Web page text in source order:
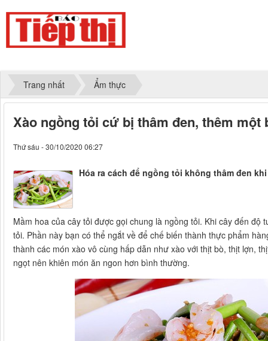
Trang nhất Ẩm thực
Xào ngồng tỏi cứ bị thâm đen, thêm
Thứ sáu - 30/10/2020 06:27
Hóa ra cách để ngồng tỏi không thâm đen
Mầm hoa của cây tỏi được gọi chung là ngồng tỏi. Khi cây đến
tỏi. Phần này bạn có thể ngắt về để chế biến thành thực phẩm
thành các món xào vô cùng hấp dẫn như xào với thịt bò, thịt lợn,
ngọt nên khiên món ăn ngon hơn bình thường.